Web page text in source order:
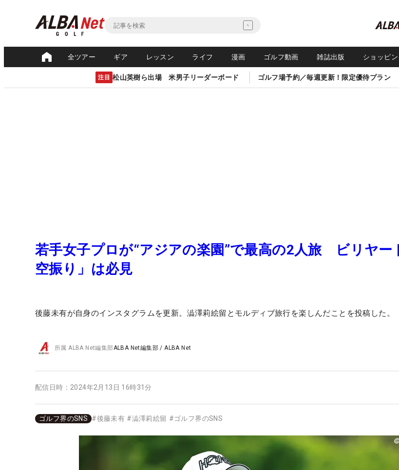
全ツアー ギア レッスン ライフ 漫画 ゴルフ動画 雑誌出版 ショッピ
注目 松山英樹ら出場 米男子リーダーボード ゴルフ場予約／毎週更新！限定優待プラン
若手女子プロが“アジアの楽園”で最高の2人旅 ビリヤー
空振り」は必見
後藤未有が自身のインスタグラムを更新。澁澤莉絵留とモルディブ旅行を楽しんだことを投稿した。
所属ALBA Net編集部ALBA Net編集部 /ALBA Net
配信日時： 2024年2月13日 16時31分
ゴルフ界のSNS #後藤未有 #澁澤莉絵留 #ゴルフ界のSNS